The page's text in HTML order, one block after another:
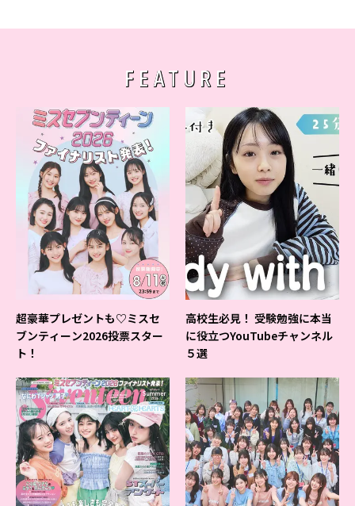
FEATURE
超豪華プレゼントも♡ミスセ
ブンティーン2026投票スター
ト！
高校生必見！ 受験勉強に本当
に役立つYouTubeチャンネル
５選